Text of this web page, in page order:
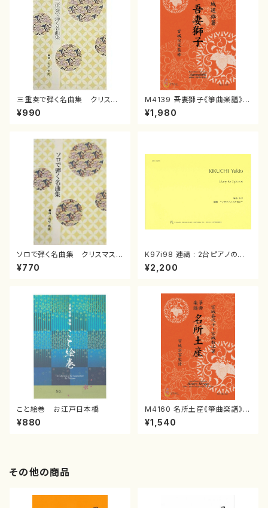
三重奏で弾く名曲集 クリスマ
スメドレー( 箏2/大平光美 編
曲/楽譜）
¥990
M4139 吾妻獅子《箏曲楽譜》
（箏/宮城道雄著・宮城宗家監修/
箏曲古典楽譜）
¥1,980
ソロで弾く名曲集 クリスマス・
イブ／恋人がサンタクロース(
箏独奏 /大平光美 編曲/楽
¥770
K97i98 連禱 : 2台ピアノのた
めの（2 Pianos / 菊池 幸夫 /
楽譜）
¥2,200
こと絵巻 お江戸日本橋
¥880
M4160 名所土産《箏曲楽譜》
（箏/宮城喜代子・宮城数江著・
宮城宗家監修/箏曲古典楽譜）
¥1,540
その他の商品